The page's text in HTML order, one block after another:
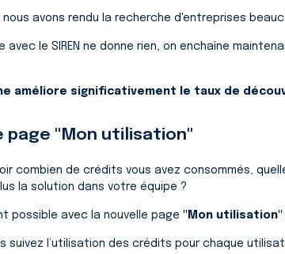
nous avons rendu la recherche d'entreprises
avec le SIREN ne donne rien, on enchaîne
améliore significativement le taux de
page "Mon utilisation"
combien de crédits vous avez consommés,
la solution dans votre équipe ?
possible avec la nouvelle page "Mon utilisation"
suivez l’utilisation des crédits pour chaque